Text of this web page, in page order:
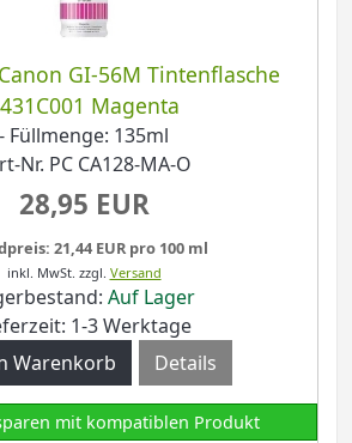
GI-56M Tintenflasche
Magenta
- Füllmenge: 135ml
Nr. PC CA128-MA-O
28,95 EUR
21,44 EUR pro 100 ml
inkl. MwSt. zzgl. Versand
Auf Lager
1-3 Werktage
Details
mit kompatiblen Produkt